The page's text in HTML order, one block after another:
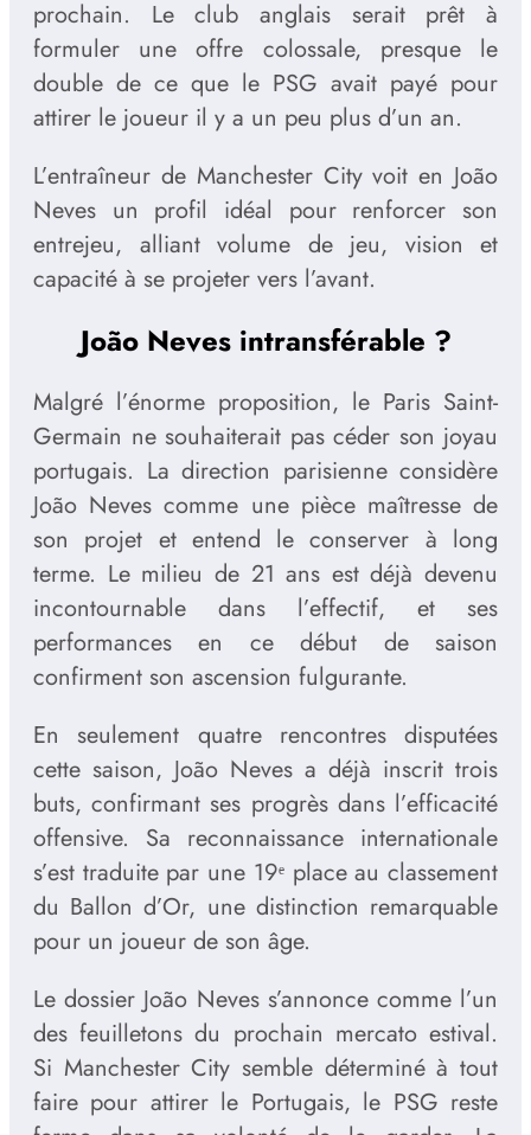
prochain. Le club anglais serait prêt à
formuler une offre colossale, presque le
double de ce que le PSG avait payé pour
attirer le joueur il y a un peu plus d’un an.
L’entraîneur de Manchester City voit en João
Neves un profil idéal pour renforcer son
entrejeu, alliant volume de jeu, vision et
capacité à se projeter vers l’avant.
João Neves intransférable ?
Malgré l’énorme proposition, le Paris Saint-
Germain ne souhaiterait pas céder son joyau
portugais. La direction parisienne considère
João Neves comme une pièce maîtresse de
son projet et entend le conserver à long
terme. Le milieu de 21 ans est déjà devenu
incontournable dans l’effectif, et ses
performances en ce début de saison
confirment son ascension fulgurante.
En seulement quatre rencontres disputées
cette saison, João Neves a déjà inscrit trois
buts, confirmant ses progrès dans l’efficacité
offensive. Sa reconnaissance internationale
s’est traduite par une 19ᵉ place au classement
du Ballon d’Or, une distinction remarquable
pour un joueur de son âge.
Le dossier João Neves s’annonce comme l’un
des feuilletons du prochain mercato estival.
Si Manchester City semble déterminé à tout
faire pour attirer le Portugais, le PSG reste